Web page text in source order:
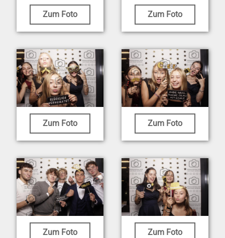
Zum Foto Zum Foto
Zum Foto Zum Foto
Zum Foto Zum Foto